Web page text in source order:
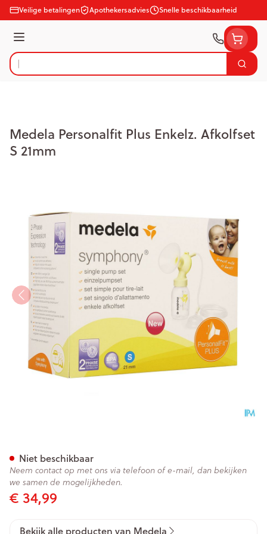
Ga naar de inhoud
Veilige betalingen Apothekersadvies Snelle beschikbaarheid
Menu
Product, merk, categorie...
Zoek
Medela Personalfit Plus Enkelz. Afkolfset
S 21mm
€ 34,99
Niet beschikbaar
Neem contact op met ons via telefoon of e-mail, dan bekijken
we samen de mogelijkheden.
Bekijk alle producten van Medela